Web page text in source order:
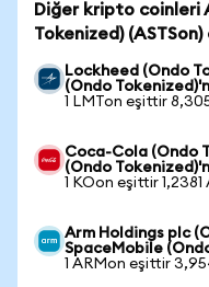
Diğer kripto coinleri
Tokenized)
Lockheed (Ondo
(Ondo
1 LMTon eşittir
Coca-Cola (Ondo
(Ondo
1 KOon eşittir 1,2381
Arm Holdings plc
SpaceMobile
1 ARMon eşittir